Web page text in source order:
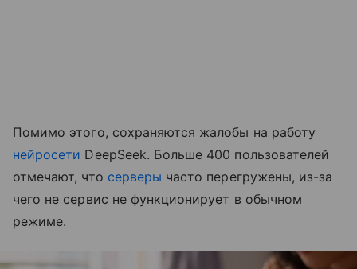
Помимо этого, сохраняются жалобы на работу
нейросети DeepSeek. Больше 400 пользователей
отмечают, что серверы часто перегружены, из-за
чего не сервис не функционирует в обычном
режиме.